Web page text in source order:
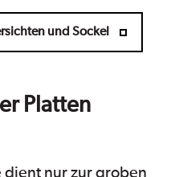
und Sockel
Platten
nur zur groben